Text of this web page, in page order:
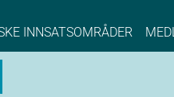
EYDE,
INNSATSOMRÅDER